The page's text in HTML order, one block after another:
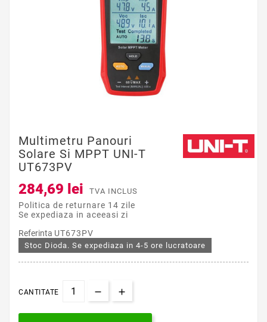
Multimetru Panouri
Solare Si MPPT UNI-T
UT673PV
284,69 lei TVA INCLUS
Politica de returnare 14 zile
Se expediaza in aceeasi zi
Referinta UT673PV
Stoc Dioda. Se expediaza in 4-5 ore lucratoare
CANTITATE